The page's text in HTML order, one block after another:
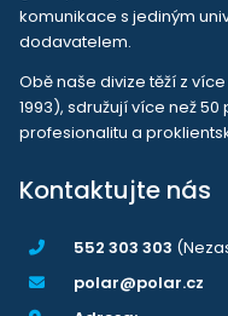
komunikace s jediným
dodavatelem.
Obě naše divize těží z
1993), sdružují více než
profesionalitu a
Kontaktujte nás
552 303 303
polar@polar.cz